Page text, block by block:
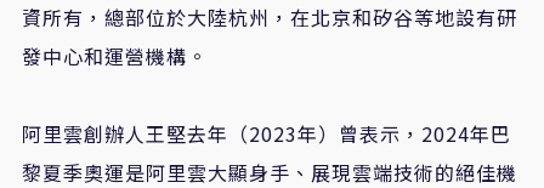
資所有，總部位於大陸杭州，在北京和矽谷等地設有研
發中心和運營機構。
阿里雲創辦人王堅去年（2023年）曾表示，2024年巴
黎夏季奧運是阿里雲大顯身手、展現雲端技術的絕佳機